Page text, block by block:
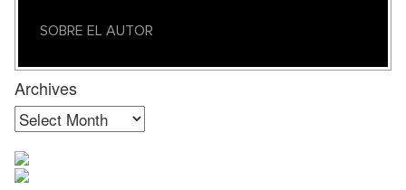
SOBRE EL AUTOR
Archives
Archives